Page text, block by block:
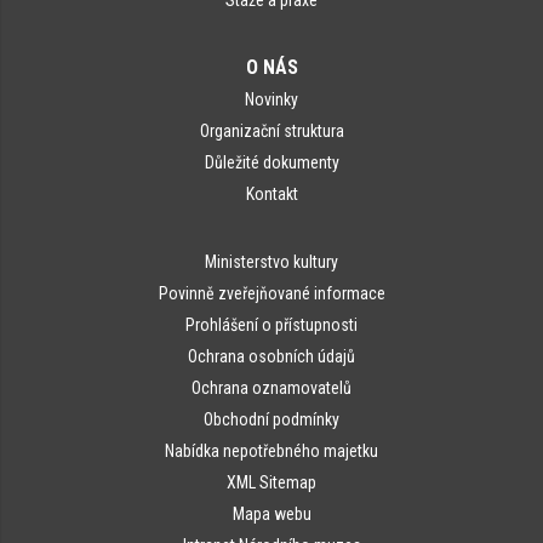
O NÁS
Novinky
Organizační struktura
Důležité dokumenty
Kontakt
Ministerstvo kultury
Povinně zveřejňované informace
Prohlášení o přístupnosti
Ochrana osobních údajů
Ochrana oznamovatelů
Obchodní podmínky
Nabídka nepotřebného majetku
XML Sitemap
Mapa webu